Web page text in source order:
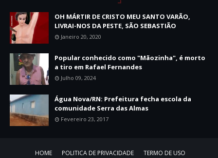
OH MÁRTIR DE CRISTO MEU SANTO VARÃO,
LIVRAI-NOS DA PESTE, SÃO SEBASTIÃO
Janeiro 20, 2020
Popular conhecido como "Mãozinha", é morto
a tiro em Rafael Fernandes
Julho 09, 2024
Água Nova/RN: Prefeitura fecha escola da
comunidade Serra das Almas
Fevereiro 23, 2017
HOME POLITICA DE PRIVACIDADE TERMO DE USO